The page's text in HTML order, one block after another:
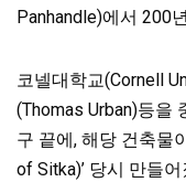
Panhandle)에서 200
코넬대학교(Cornell
(Thomas Urban)등을
구 끝에, 해당 건축물
of Sitka)’ 당시 만들